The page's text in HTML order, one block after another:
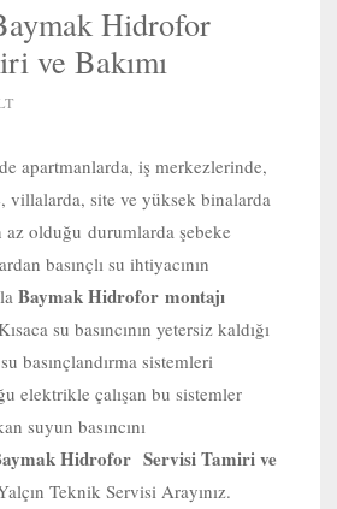
Hidrofor
ve Bakımı
apartmanlarda, iş merkezlerinde,
villalarda, site ve yüksek binalarda
az olduğu durumlarda şebeke
basınçlı su ihtiyacının
Baymak Hidrofor montajı
su basıncının yetersiz kaldığı
basınçlandırma sistemleri
elektrikle çalışan bu sistemler
suyun basıncını
Hidrofor Servisi Tamiri ve
Teknik Servisi Arayınız.